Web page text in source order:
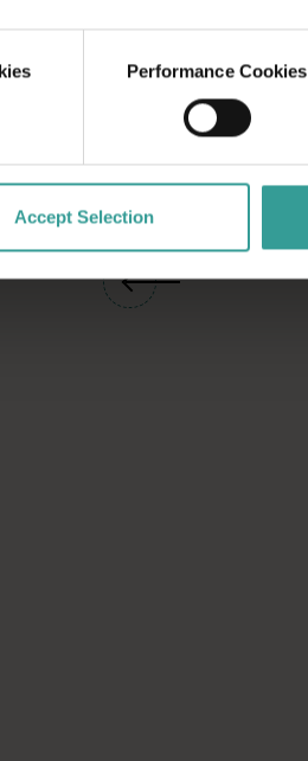
Performance Cookies
Accept Selection